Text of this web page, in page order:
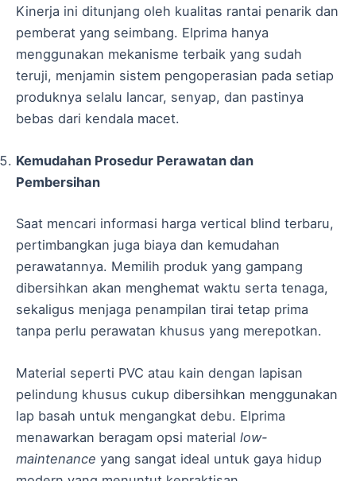
Kinerja ini ditunjang oleh kualitas rantai penarik dan
pemberat yang seimbang. Elprima hanya
menggunakan mekanisme terbaik yang sudah
teruji, menjamin sistem pengoperasian pada setiap
produknya selalu lancar, senyap, dan pastinya
bebas dari kendala macet.
Kemudahan Prosedur Perawatan dan
Pembersihan
Saat mencari informasi harga vertical blind terbaru,
pertimbangkan juga biaya dan kemudahan
perawatannya. Memilih produk yang gampang
dibersihkan akan menghemat waktu serta tenaga,
sekaligus menjaga penampilan tirai tetap prima
tanpa perlu perawatan khusus yang merepotkan.
Material seperti PVC atau kain dengan lapisan
pelindung khusus cukup dibersihkan menggunakan
lap basah untuk mengangkat debu. Elprima
menawarkan beragam opsi material low-
maintenance yang sangat ideal untuk gaya hidup